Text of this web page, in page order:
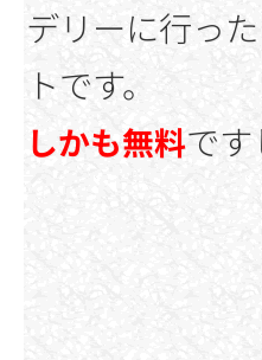
デリーに行っ
トです。
しかも無料です